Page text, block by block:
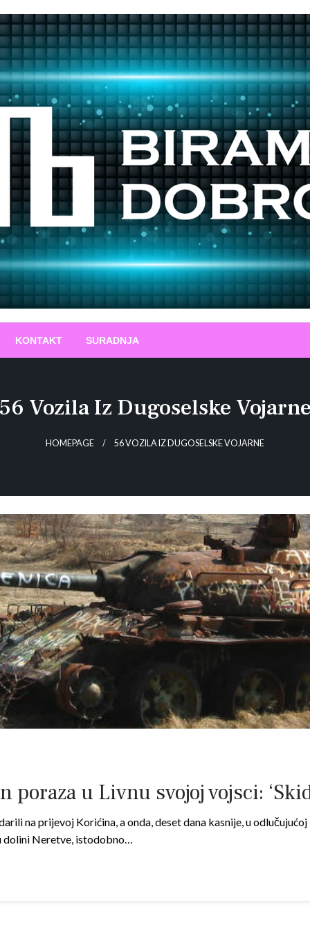
KONTAKT SURADNJA
56 Vozila Iz Dugoselske
HOMEPAGE 56 VOZILA IZ DUGOSELSKE VOJARNE
poraza u Livnu svojoj vojsci:
na prijevoj Korićina, a onda, deset dana kasnije, u
dolini Neretve, istodobno…